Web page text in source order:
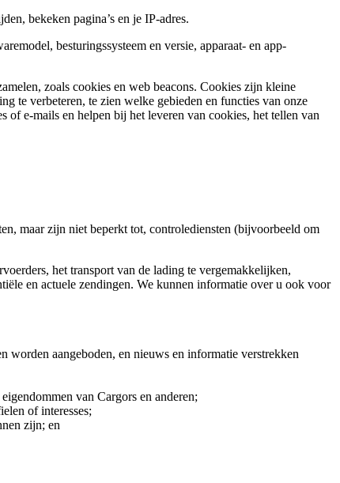
bekeken pagina’s en je IP-adres.
besturingssysteem en versie, apparaat- en app-
zoals cookies en web beacons. Cookies zijn kleine
te verbeteren, te zien welke gebieden en functies van onze
of e-mails en helpen bij het leveren van cookies, het tellen van
maar zijn niet beperkt tot, controlediensten (bijvoorbeeld om
het transport van de lading te vergemakkelijken,
en actuele zendingen. We kunnen informatie over u ook voor
worden aangeboden, en nieuws en informatie verstrekken
van Cargors en anderen;
of interesses;
zijn; en